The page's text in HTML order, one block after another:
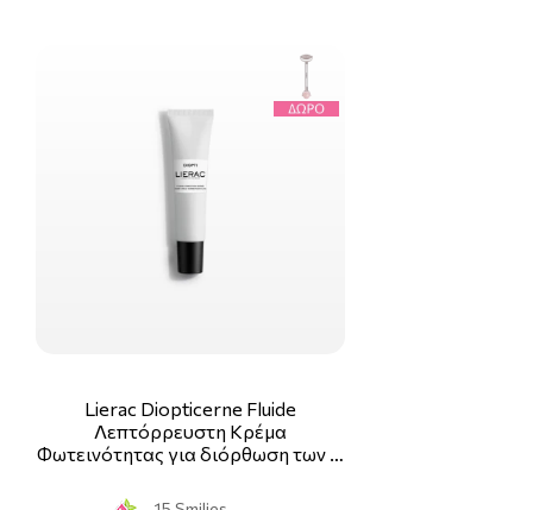
Lierac Diopticerne Fluide
Λεπτόρρευστη Κρέμα
Φωτεινότητας για διόρθωση των …